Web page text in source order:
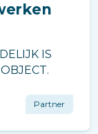
IS
Partner